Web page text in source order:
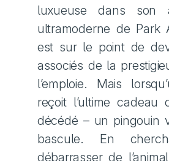
luxueuse dans son
ultramoderne de Park
est sur le point de
associés de la
l’emploie. Mais
reçoit l’ultime cadeau
décédé – un pingouin
bascule. En
débarrasser de